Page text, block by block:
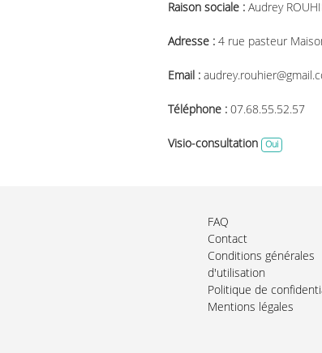
Raison sociale : Audrey
Adresse : 4 rue pasteur
Email :
Téléphone : 07.68.55.52.57
Visio-consultation Oui
FAQ
Contact
Conditions générales
d'utilisation
Politique de
Mentions légales